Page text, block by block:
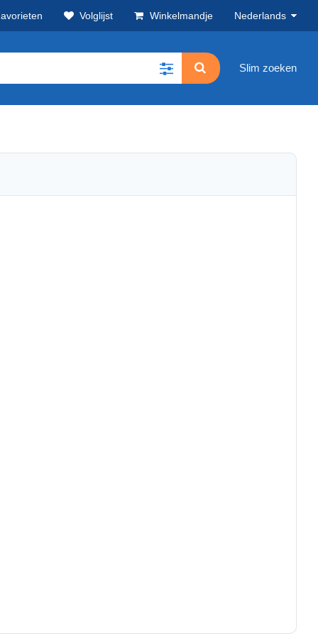
Volglijst Winkelmandje Nederlands
Slim zoeken